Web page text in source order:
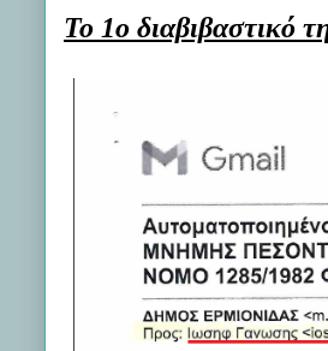
Το 1ο διαβιβαστικό